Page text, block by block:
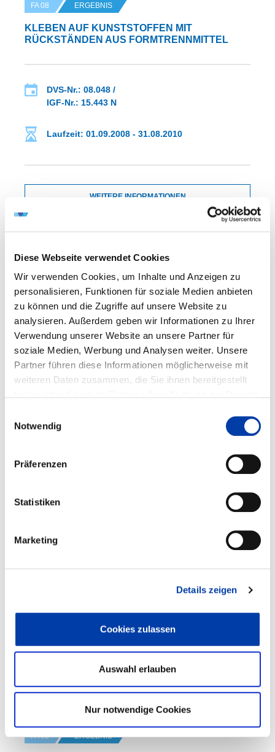
Diese Webseite verwendet Cookies
Wir verwenden Cookies, um Inhalte und Anzeigen zu
personalisieren, Funktionen für soziale Medien anbieten
zu können und die Zugriffe auf unsere Website zu
analysieren. Außerdem geben wir Informationen zu Ihrer
Verwendung unserer Website an unsere Partner für
soziale Medien, Werbung und Analysen weiter. Unsere
Partner führen diese Informationen möglicherweise mit
weiteren Daten zusammen, die Sie ihnen bereitgestellt
Notwendig
Präferenzen
Statistiken
Marketing
Details zeigen
Cookies zulassen
Auswahl erlauben
Nur notwendige Cookies
FA 08 ERGEBNIS
KLEBEN AUF KUNSTSTOFFEN MIT
RÜCKSTÄNDEN AUS FORMTRENNMITTEL
DVS-Nr.: 08.048 /
IGF-Nr.: 15.443 N
Laufzeit: 01.09.2008 - 31.08.2010
WEITERE INFORMATIONEN
EINSATZ WASSERVERDÜSTER
METALLPULVER ZUM THERMISCHEN
BESCHICHTEN
DVS-Nr.: 02.055 /
IGF-Nr.: 15.563 B
Laufzeit: 01.09.2008 - 31.08.2010
ICHTBOGENGELÖTETER VERBINDUNGEN
Laufzeit: 01.08.2008 - 31.07.2010
WEITERE INFORMATIONEN
FA 03 ERGEBNIS